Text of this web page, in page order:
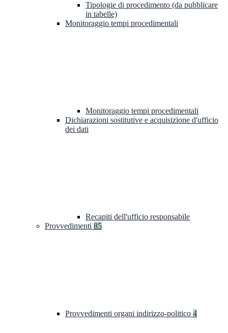
Tipologie di procedimento (da pubblicare
in tabelle)
Monitoraggio tempi procedimentali
Monitoraggio tempi procedimentali
Dichiarazioni sostitutive e acquisizione d'ufficio
dei dati
Recapiti dell'ufficio responsabile
Provvedimenti 85
Provvedimenti organi indirizzo-politico 4